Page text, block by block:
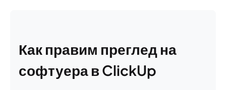
Как правим преглед на
софтуера в ClickUp